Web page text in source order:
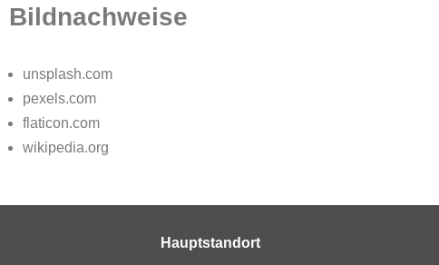
Bildnachweise
unsplash.com
pexels.com
flaticon.com
wikipedia.org
Hauptstandort